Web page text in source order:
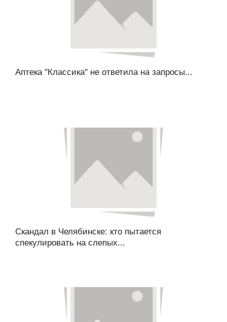
Аптека "Классика" не ответила на запросы...
Скандал в Челябинске: кто пытается
спекулировать на слепых...